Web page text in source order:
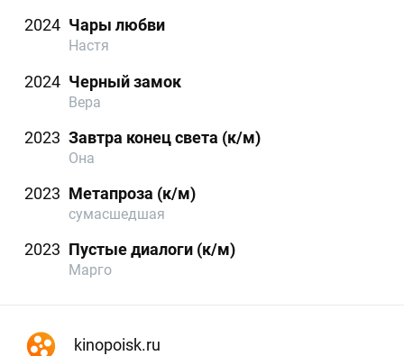
2024 Чары любви
Настя
2024 Черный замок
Вера
2023 Завтра конец света (к/м)
Она
2023 Метапроза (к/м)
сумасшедшая
2023 Пустые диалоги (к/м)
Марго
kinopoisk.ru